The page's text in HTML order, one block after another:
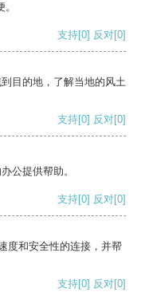
支持[0] 反对[0]
目的地，了解当地的风土
支持[0] 反对[0]
公提供帮助。
支持[0] 反对[0]
度和安全性的连接，并帮
支持[0] 反对[0]